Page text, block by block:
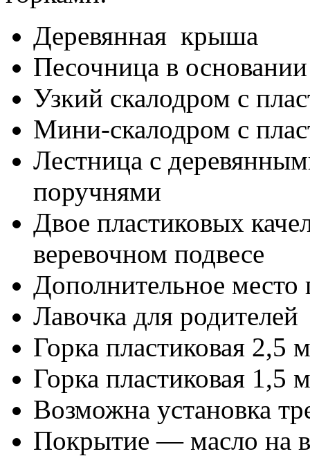
Деревянная крыша
Песочница в
Узкий скалодром с
Мини-скалодром с
Лестница с
поручнями
Двое пластиковых
веревочном подвесе
Дополнительное место
Лавочка для родителей
Горка пластиковая 2,5
Горка пластиковая 1,5
Возможна установка
Покрытие — масло на